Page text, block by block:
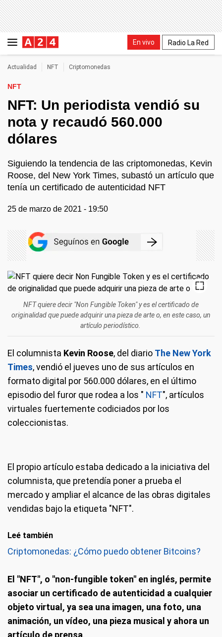
En vivo Radio La Red
Actualidad NFT Criptomonedas
NFT
NFT: Un periodista vendió su
nota y recaudó 560.000
dólares
Siguiendo la tendencia de las criptomonedas, Kevin
Roose, del New York Times, subastó un artículo que
tenía un certificado de autenticidad NFT
25 de marzo de 2021 - 19:50
NFT quiere decir "Non Fungible Token" y es el certificado de
originalidad que puede adquirir una pieza de arte o, en este caso, un
artículo periodístico.
El columnista Kevin Roose, del diario The New York
Times, vendió el jueves uno de sus artículos en
formato digital por 560.000 dólares, en el último
episodio del furor que rodea a los " NFT", artículos
virtuales fuertemente codiciados por los
coleccionistas.
El propio artículo estaba dedicado a la iniciativa del
columnista, que pretendía poner a prueba el
mercado y ampliar el alcance de las obras digitales
vendidas bajo la etiqueta "NFT".
Leé también
Criptomonedas: ¿Cómo puedo obtener Bitcoins?
El "NFT", o "non-fungible token" en inglés, permite
asociar un certificado de autenticidad a cualquier
objeto virtual, ya sea una imagen, una foto, una
animación, un vídeo, una pieza musical y ahora un
artículo de prensa.